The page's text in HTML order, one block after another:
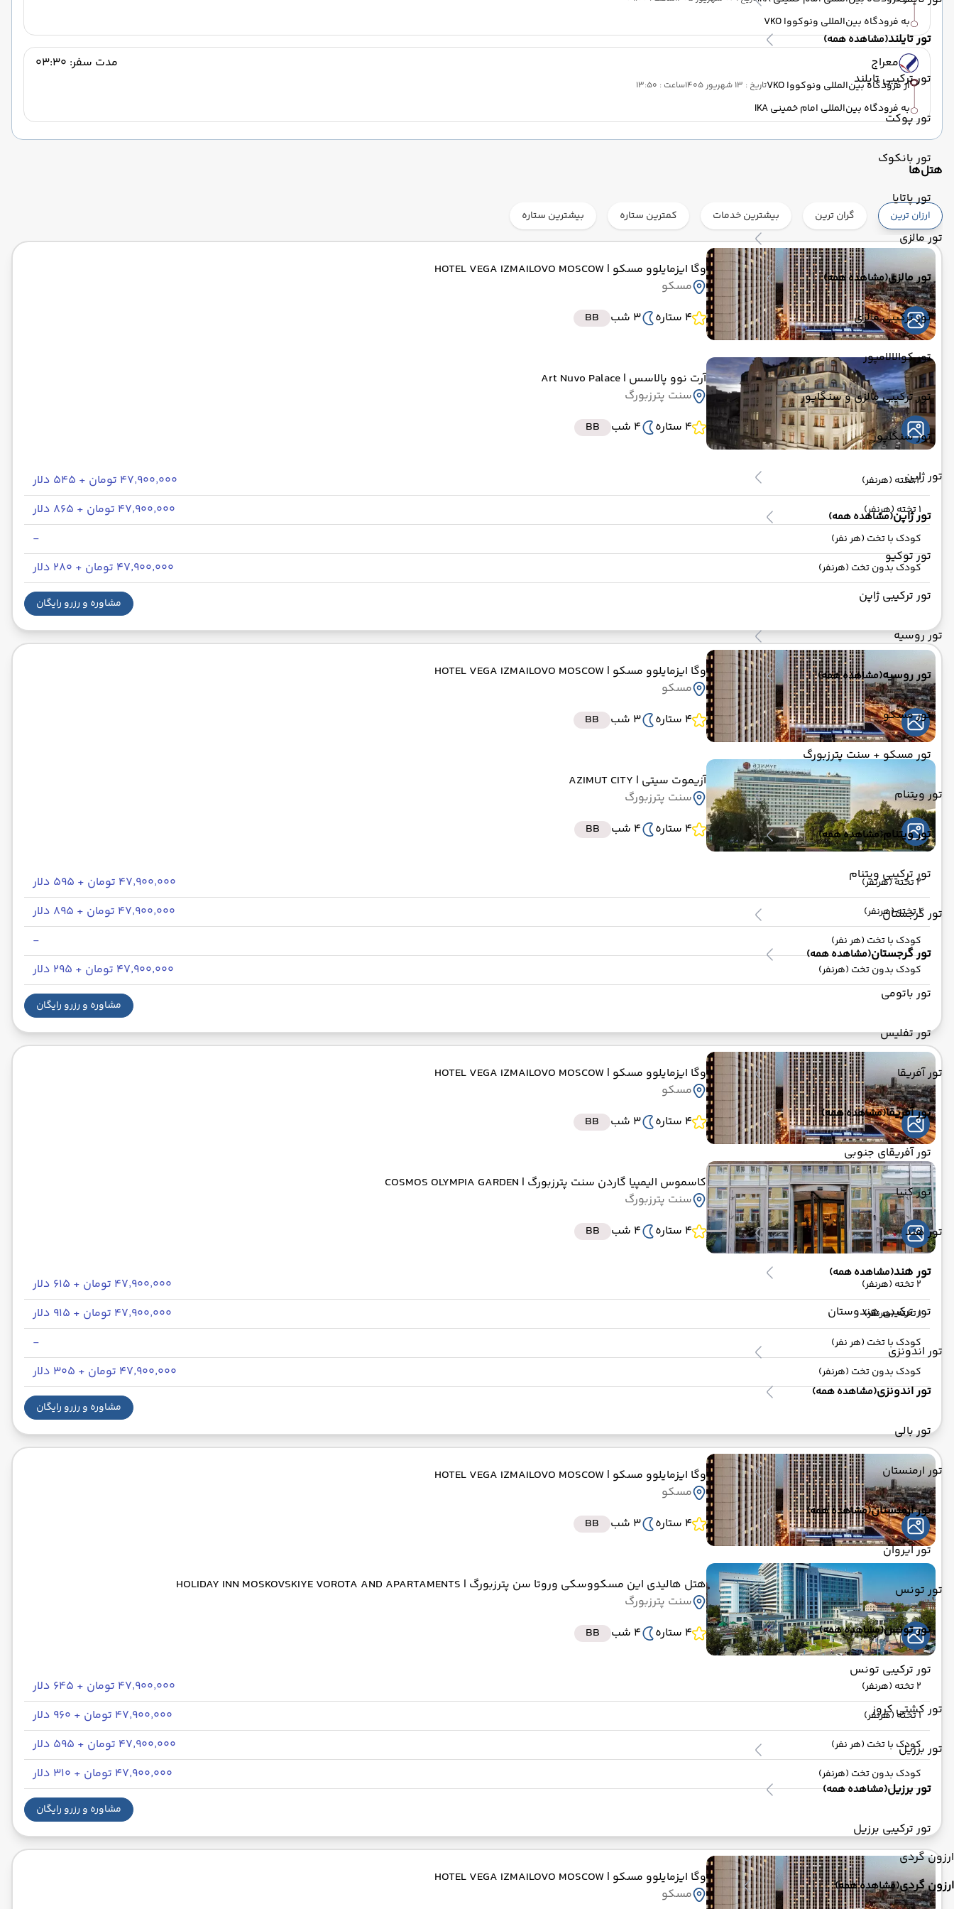
تور تایلند(مشاهده همه)
تور ترکیبی تایلند
تور پوکت
تور بانکوک
تور پاتایا
تور مالزی
تور مالزی(مشاهده همه)
تور ترکیبی مالزی
تور کوالالامپور
تور ترکیبی مالزی و سنگاپور
تور سنگاپور
تور ژاپن
تور ژاپن(مشاهده همه)
تور توکیو
تور ترکیبی ژاپن
تور روسیه
تور روسیه(مشاهده همه)
تور مسکو
تور مسکو + سنت پترزبورگ
تور ویتنام
تور ویتنام(مشاهده همه)
تور ترکیبی ویتنام
تور گرجستان
تور گرجستان(مشاهده همه)
تور باتومی
تور تفلیس
تور آفریقا
تور آفریقا(مشاهده همه)
تور آفریقای جنوبی
تور کنیا
تور هند
تور هند(مشاهده همه)
تور ترکیبی هندوستان
تور اندونزی
تور اندونزی(مشاهده همه)
تور بالی
تور ارمنستان
تور ارمنستان(مشاهده همه)
تور ایروان
تور تونس
تور تونس(مشاهده همه)
تور ترکیبی تونس
تور کشتی کروز
تور برزیل
تور برزیل(مشاهده همه)
تور ترکیبی برزیل
ارزون گردی
ارزون گردی(مشاهده همه)
به فرودگاه بین‌المللی ونوکووا VKO
معراج مدت سفر: 03:30
از فرودگاه بین‌المللی ونوکووا VKO تاریخ : 13 شهریور 1405 ساعت : 13:50
به فرودگاه بین‌المللی امام خمینی IKA
هتل‌ها
ارزان ترین گران ترین بیشترین خدمات کمترین ستاره بیشترین ستاره
وگا ایزمایلوو مسکو | HOTEL VEGA IZMAILOVO MOSCOW
مسکو
4 ستاره
3 شب BB
آرت نوو پالاسس | Art Nuvo Palace
سنت پترزبورگ
4 ستاره
4 شب BB
2 تخته (هرنفر) ۴۷٬۹۰۰٬۰۰۰ تومان + ۵۴۵ دلار
1 تخته (هرنفر) ۴۷٬۹۰۰٬۰۰۰ تومان + ۸۶۵ دلار
کودک با تخت (هر نفر) -
کودک بدون تخت (هرنفر) ۴۷٬۹۰۰٬۰۰۰ تومان + ۲۸۰ دلار
مشاوره و رزرو رایگان
وگا ایزمایلوو مسکو | HOTEL VEGA IZMAILOVO MOSCOW
مسکو
4 ستاره
3 شب BB
آزیموت سیتی | AZIMUT CITY
سنت پترزبورگ
4 ستاره
4 شب BB
2 تخته (هرنفر) ۴۷٬۹۰۰٬۰۰۰ تومان + ۵۹۵ دلار
1 تخته (هرنفر) ۴۷٬۹۰۰٬۰۰۰ تومان + ۸۹۵ دلار
کودک با تخت (هر نفر) -
کودک بدون تخت (هرنفر) ۴۷٬۹۰۰٬۰۰۰ تومان + ۲۹۵ دلار
مشاوره و رزرو رایگان
وگا ایزمایلوو مسکو | HOTEL VEGA IZMAILOVO MOSCOW
مسکو
4 ستاره
3 شب BB
کاسموس الیمپیا گاردن سنت پترزبورگ | COSMOS OLYMPIA GARDEN
سنت پترزبورگ
4 ستاره
4 شب BB
2 تخته (هرنفر) ۴۷٬۹۰۰٬۰۰۰ تومان + ۶۱۵ دلار
1 تخته (هرنفر) ۴۷٬۹۰۰٬۰۰۰ تومان + ۹۱۵ دلار
کودک با تخت (هر نفر) -
کودک بدون تخت (هرنفر) ۴۷٬۹۰۰٬۰۰۰ تومان + ۳۰۵ دلار
مشاوره و رزرو رایگان
وگا ایزمایلوو مسکو | HOTEL VEGA IZMAILOVO MOSCOW
مسکو
4 ستاره
3 شب BB
هتل هالیدی این مسکووسکی وروتا سن پترزبورگ | HOLIDAY INN MOSKOVSKIYE VOROTA AND APARTAMENTS
سنت پترزبورگ
4 ستاره
4 شب BB
2 تخته (هرنفر) ۴۷٬۹۰۰٬۰۰۰ تومان + ۶۴۵ دلار
1 تخته (هرنفر) ۴۷٬۹۰۰٬۰۰۰ تومان + ۹۶۰ دلار
کودک با تخت (هر نفر) ۴۷٬۹۰۰٬۰۰۰ تومان + ۵۹۵ دلار
کودک بدون تخت (هرنفر) ۴۷٬۹۰۰٬۰۰۰ تومان + ۳۱۰ دلار
مشاوره و رزرو رایگان
وگا ایزمایلوو مسکو | HOTEL VEGA IZMAILOVO MOSCOW
مسکو